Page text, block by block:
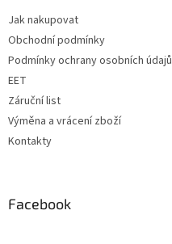
Jak nakupovat
Obchodní podmínky
Podmínky ochrany osobních údajů
EET
Záruční list
Výměna a vrácení zboží
Kontakty
Facebook